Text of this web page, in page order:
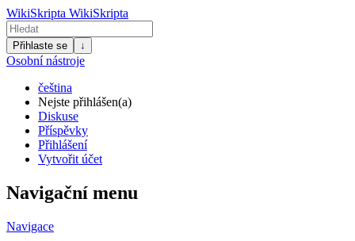
WikiSkripta WikiSkripta
Přihlaste se ↓
Osobní nástroje
čeština
Nejste přihlášen(a)
Diskuse
Příspěvky
Přihlášení
Vytvořit účet
Navigační menu
Navigace